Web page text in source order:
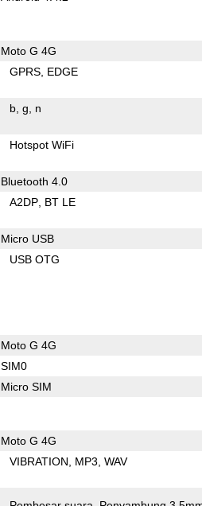
Moto G 4G
GPRS EDGE
b g n
Hotspot WiFi
Bluetooth 4.0
A2DP BT LE
Micro USB
USB OTG
Moto G 4G
SIM0
Micro SIM
Moto G 4G
VIBRATION MP3 WAV